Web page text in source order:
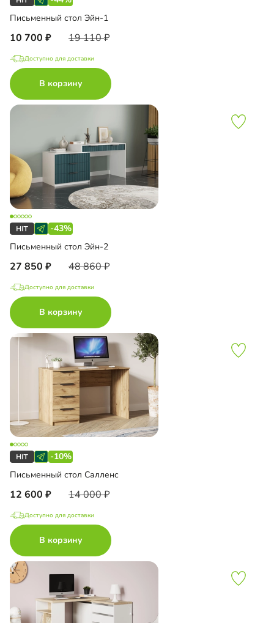
Письменный стол Эйн-1
10 700 19 110
Доступно для доставки
В корзину
-43%
Письменный стол Эйн-2
27 850 48 860
Доступно для доставки
В корзину
-10%
Письменный стол Салленс
12 600 14 000
Доступно для доставки
В корзину